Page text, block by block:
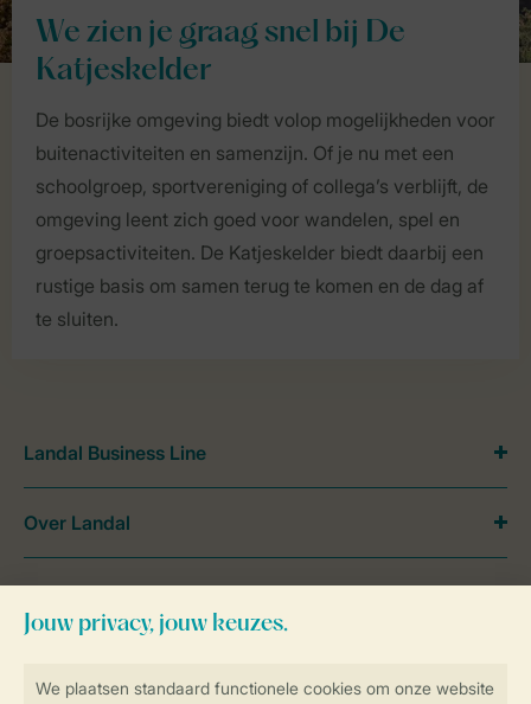
We zien je graag snel bij De
Katjeskelder
De bosrijke omgeving biedt volop mogelijkheden voor
buitenactiviteiten en samenzijn. Of je nu met een
schoolgroep, sportvereniging of collega’s verblijft, de
omgeving leent zich goed voor wandelen, spel en
groepsactiviteiten. De Katjeskelder biedt daarbij een
rustige basis om samen terug te komen en de dag af
te sluiten.
Landal Business Line
Over Landal
Meer Landal